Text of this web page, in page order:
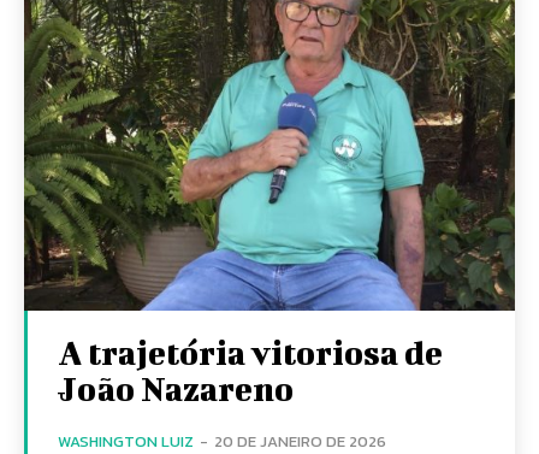
A trajetória vitoriosa de
João Nazareno
WASHINGTON LUIZ - 20 DE JANEIRO DE 2026